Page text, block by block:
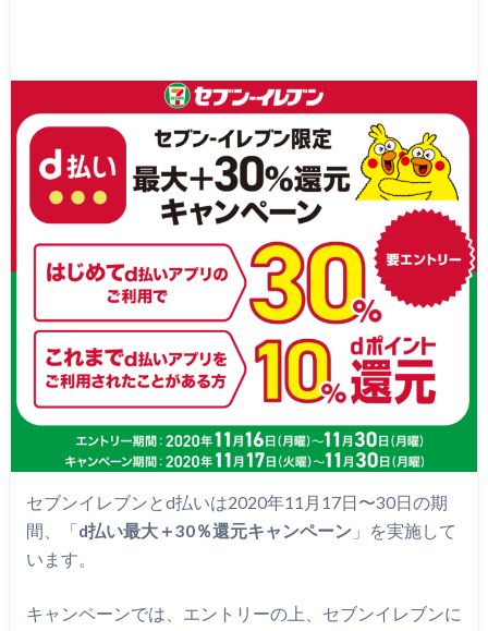
セブンイレブンとd払いは2020年11月17日〜30日の期
間、「d払い最大＋30％還元キャンペーン 」を実施して
います。
キャンペーンでは、エントリーの上、セブンイレブンに